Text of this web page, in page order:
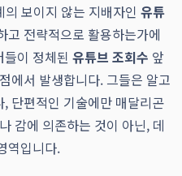
보이지 않는 지배자인 유튜
고 전략적으로 활용하는가에
이 정체된 유튜브 조회수 앞
에서 발생합니다. 그들은 알고
단편적인 기술에만 매달리곤
감에 의존하는 것이 아닌, 데
역입니다.